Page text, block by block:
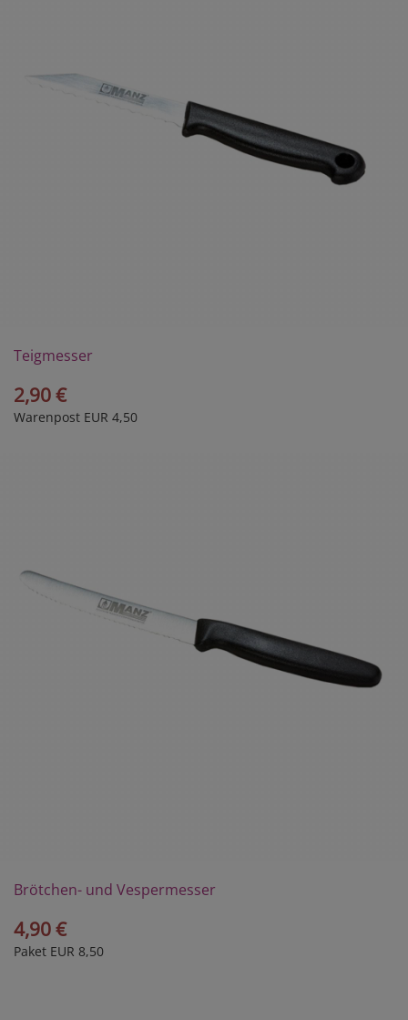
Teigmesser
2,90 €
Warenpost EUR 4,50
Brötchen- und Vespermesser
4,90 €
Paket EUR 8,50